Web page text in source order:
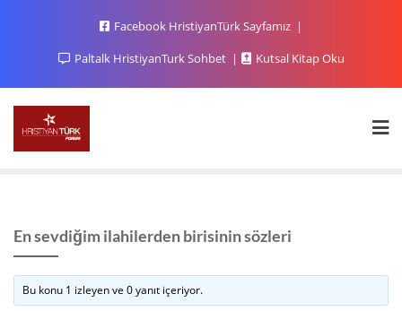
Facebook HristiyanTürk Sayfamız
Paltalk HristiyanTurk Sohbet
Kutsal Kitap Oku
En sevdiğim ilahilerden birisinin sözleri
Bu konu 1 izleyen ve 0 yanıt içeriyor.